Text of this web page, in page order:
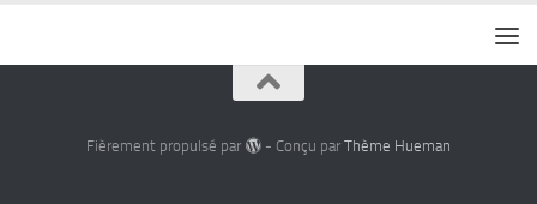
Fièrement propulsé par - Conçu par Thème Hueman